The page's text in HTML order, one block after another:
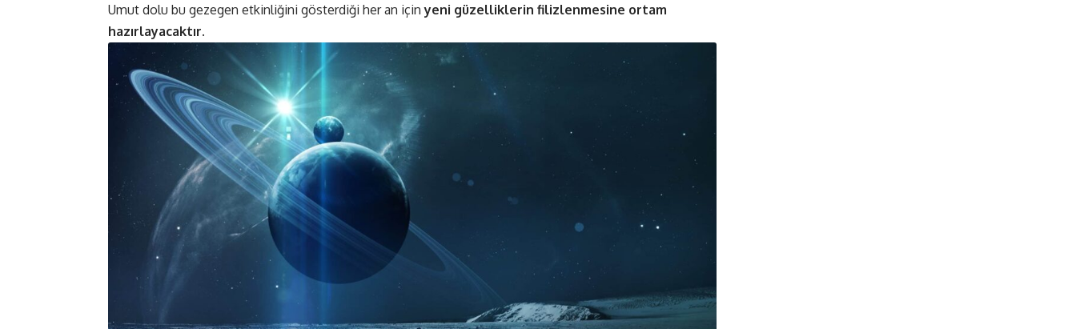
Umut dolu bu gezegen etkinliğini gösterdiği her an içinyeni güzelliklerin filizlenmesine ortam
hazırlayacaktır.